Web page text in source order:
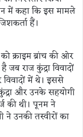
में कहा कि इस मामले
हैं।
क्राइम ब्रांच की ओर
जब राज कुंद्रा विवादों
में थे। इससे
और उनके सहयोगी
की थी। पूनम ने
ने उनकी तस्वीरों का